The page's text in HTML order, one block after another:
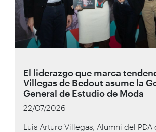
El liderazgo que marca
Villegas de Bedout asume la
General de Estudio de Moda
22/07/2026
Luis Arturo Villegas, Alumni del PDA